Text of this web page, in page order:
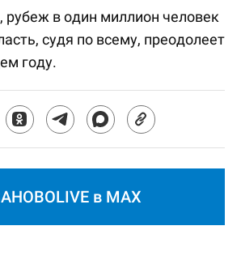
рубеж в один миллион человек
судя по всему, преодолеет
году.
в MAX